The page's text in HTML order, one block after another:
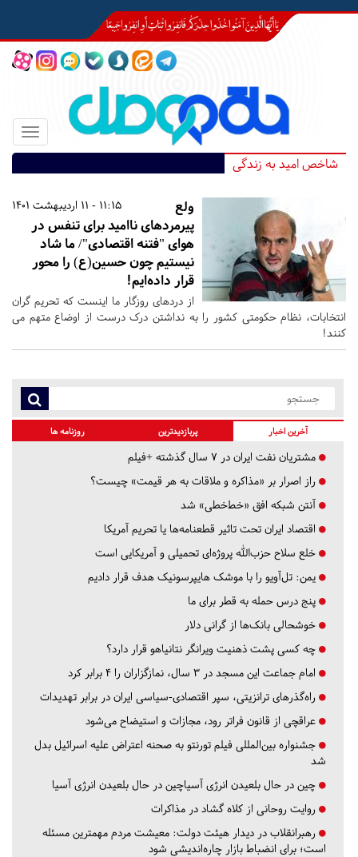
Toggle
شاخص امید به زندگی
11:15 - 11 اردیبهشت 1401
ولع
پیرمردهای ناامید برای تنفس در
هوای "فتنه اقتصادی"/ ما شاد
نیستیم چون حسین(ع) را محور
قرار داده‌ایم!
از دردهای روزگار ما اینست که تحریم گران
انتخابات، نظام حکومتی کشور را به نداشتن درک درست از اوضاع متهم می
کنند!
آخرین اخبار پربازدیدترین روزنامه ها
مشتریان نفت ایران در ۷ سال گذشته +فیلم
راز اصرار بر «مذاکره و ملاقات به هر قیمت» چیست؟
آنتن شبکه افق «خط‌خطی» شد
اقتصاد ایران تحت تاثیر قطعنامه‌ها یا تحریم‌ آمریکا
خلع سلاح حزب‌الله پروژه‌ای تحمیلی و آمریکایی است
یمن: تل‌آویو را با موشک هایپرسونیک هدف قرار دادیم
پنج درس‌ حمله به قطر برای ما
خوشحالی بانک‌ها از گرانی دلار
چه کسی پشت ذهنیت ویرانگر نتانیاهو قرار دارد؟
امام جماعت این مسجد در ۳ سال، نمازگزاران را ۴ برابر کرد
راه‌گذرهای ترانزیتی، سپر اقتصادی-سیاسی ایران در برابر تهدیدات
عراقچی از قانون فراتر رود، مجازات و استیضاح می‌شود
جشنواره بین‌المللی فیلم تورنتو به صحنه اعتراض علیه اسرائیل بدل
شد
چین در حال بلعیدن انرژی آسیاچین در حال بلعیدن انرژی آسیا
روایت روحانی از کلاه گشاد در مذاکرات
رهبرانقلاب در دیدار هیئت دولت: معیشت مردم مهمترین مسئله
است؛ برای انضباط بازار چاره‌اندیشی شود